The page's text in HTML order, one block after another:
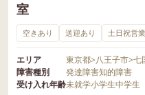
室
空きあり 送迎あり 土日祝営業
エリア 東京都>八王子市>七
障害種別
発達障害知的障害
受け入れ年齢未就学小学生中学生